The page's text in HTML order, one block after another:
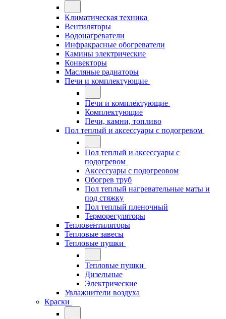
Климатическая техника
Вентиляторы
Водонагреватели
Инфракрасные обогреватели
Камины электрические
Конвекторы
Масляные радиаторы
Печи и комплектующие
Печи и комплектующие
Комплектующие
Печи, камни, топливо
Пол теплый и аксессуары с подогревом
Пол теплый и аксессуары с
подогревом
Аксессуары с подогреовом
Обогрев труб
Пол теплый нагревательные маты и
под стяжку
Пол теплый пленочный
Терморегуляторы
Тепловентиляторы
Тепловые завесы
Тепловые пушки
Тепловые пушки
Дизельные
Электрические
Увлажнители воздуха
Краски